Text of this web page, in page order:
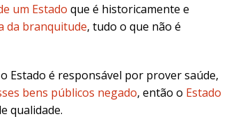
um Estado que é historicamente e
da branquitude, tudo o que não é
Estado é responsável por proversaúde,
bens públicos negado, então o Estado
qualidade.